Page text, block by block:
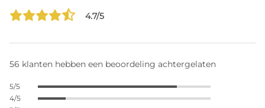
4.7/5
56 klanten hebben een beoordeling achtergelaten
5/5
4/5